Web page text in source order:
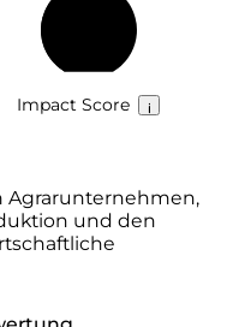
Impact Score
Agrarunternehmen,
und den